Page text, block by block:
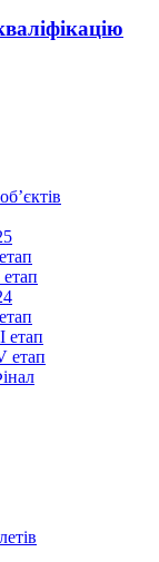
етап
етап